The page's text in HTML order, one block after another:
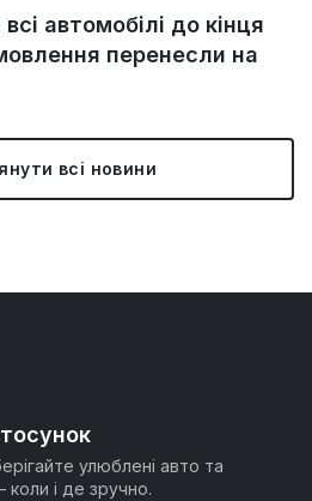
автомобілі до кінця
перенесли на
всі новини
улюблені авто та
і де зручно.